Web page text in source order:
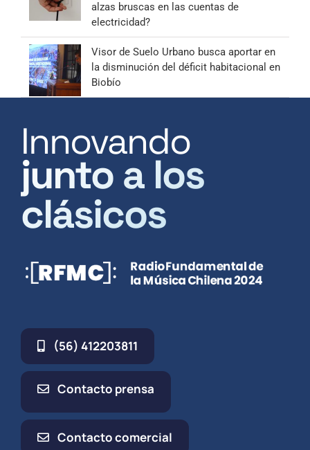
alzas bruscas en las cuentas de
electricidad?
Visor de Suelo Urbano busca aportar en
la disminución del déficit habitacional en
Biobío
Innovando
junto a los
clásicos
(56) 412203811
Contacto prensa
Contacto comercial